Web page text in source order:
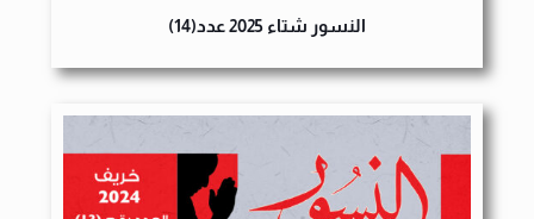
النسور شتاء 2025 عدد(14)